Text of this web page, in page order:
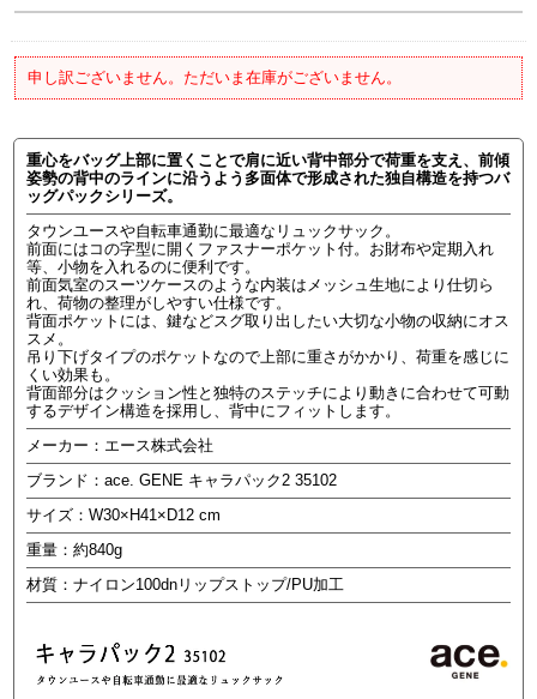
申し訳ございません。ただいま在庫がございません。
重心をバッグ上部に置くことで肩に近い背中部分で荷重を支え、前傾
姿勢の背中のラインに沿うよう多面体で形成された独自構造を持つバ
ッグパックシリーズ。
タウンユースや自転車通勤に最適なリュックサック。
前面にはコの字型に開くファスナーポケット付。お財布や定期入れ
等、小物を入れるのに便利です。
前面気室のスーツケースのような内装はメッシュ生地により仕切ら
れ、荷物の整理がしやすい仕様です。
背面ポケットには、鍵などスグ取り出したい大切な小物の収納にオス
スメ。
吊り下げタイプのポケットなので上部に重さがかかり、荷重を感じに
くい効果も。
背面部分はクッション性と独特のステッチにより動きに合わせて可動
するデザイン構造を採用し、背中にフィットします。
メーカー：エース株式会社
ブランド：ace. GENE キャラパック2 35102
サイズ：W30×H41×D12 cm
重量：約840g
材質：ナイロン100dnリップストップ/PU加工